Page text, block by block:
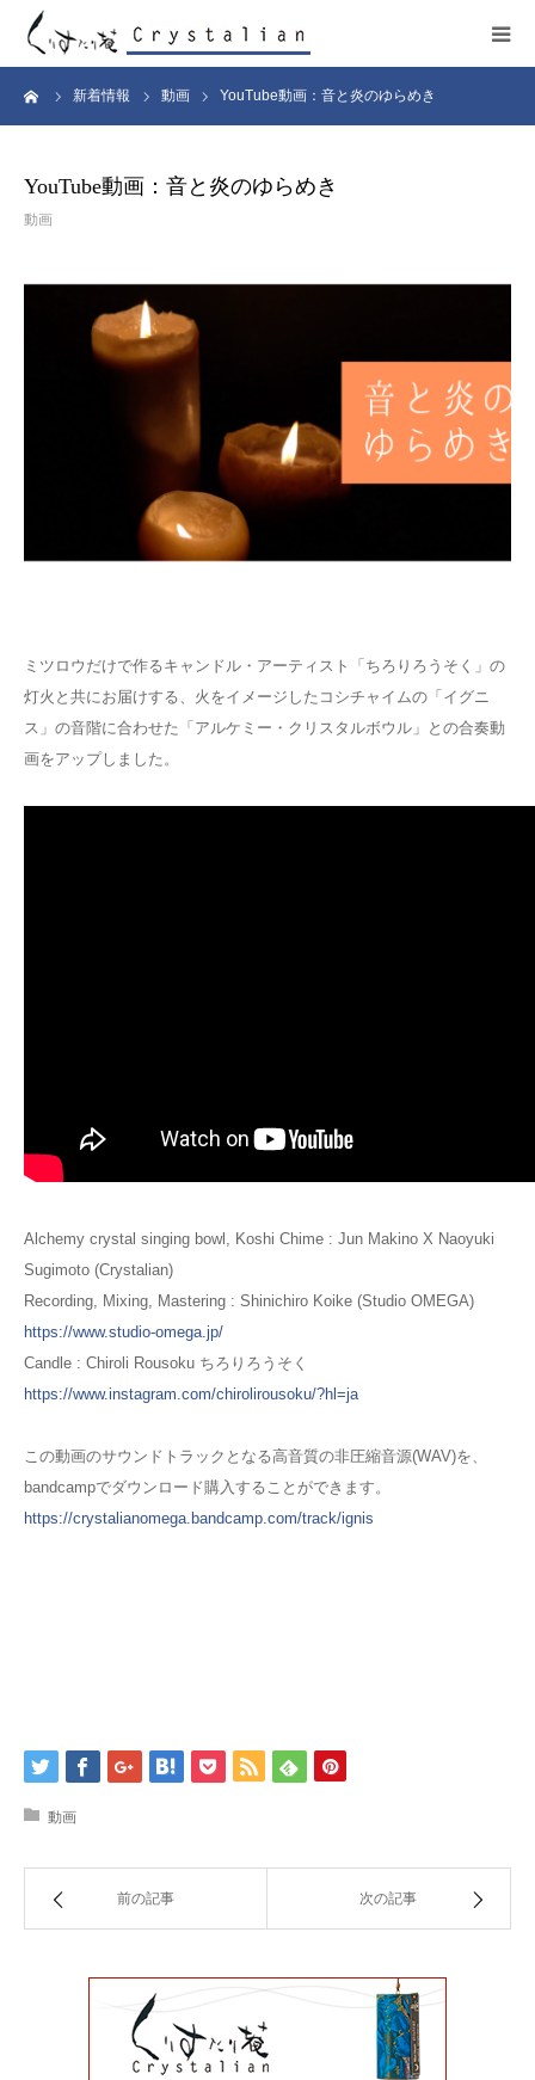
新着情報 動画 YouTube動画：音と炎のゆらめき
YouTube動画：音と炎のゆらめき
動画
ミツロウだけで作るキャンドル・アーティスト「ちろりろうそく」の
灯火と共にお届けする、火をイメージしたコシチャイムの「イグニ
ス」の音階に合わせた「アルケミー・クリスタルボウル」との合奏動
画をアップしました。
Alchemy crystal singing bowl, Koshi Chime : Jun Makino X Naoyuki
Sugimoto (Crystalian)
Recording, Mixing, Mastering : Shinichiro Koike (Studio OMEGA)
https://www.studio-omega.jp/
Candle : Chiroli Rousoku ちろりろうそく
https://www.instagram.com/chirolirousoku/?hl=ja
この動画のサウンドトラックとなる高音質の非圧縮音源(WAV)を、
bandcampでダウンロード購入することができます。
https://crystalianomega.bandcamp.com/track/ignis
動画
前の記事 次の記事
ヒーリング
プロフィール
コンサート
販売サイト